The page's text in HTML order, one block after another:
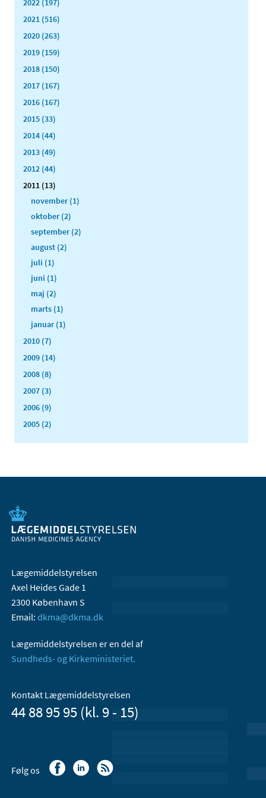
2022 (197)
2021 (516)
2020 (263)
2019 (159)
2018 (150)
2017 (167)
2016 (167)
2015 (33)
2014 (44)
2013 (49)
2012 (44)
2011 (13)
november (1)
oktober (2)
september (2)
august (2)
juli (1)
juni (1)
maj (2)
marts (1)
januar (1)
2010 (7)
2009 (14)
2008 (8)
2007 (3)
2006 (9)
2005 (2)
Lægemiddelstyrelsen
Axel Heides Gade 1
2300 København S
Email: dkma@dkma.dk
Lægemiddelstyrelsen er en del af
Sundheds- og Kirkeministeriet.
Kontakt Lægemiddelstyrelsen
44 88 95 95 (kl. 9 - 15)
Følg os